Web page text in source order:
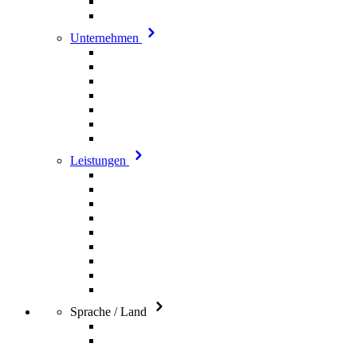
Unternehmen
Leistungen
Sprache / Land